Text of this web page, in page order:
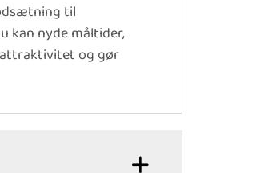
til
kan nyde måltider,
attraktivitet og gør